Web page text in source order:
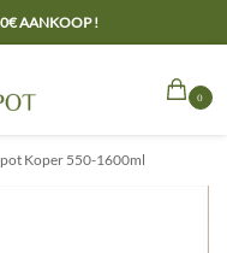
AANKOOP !
0
Koper 550-1600ml